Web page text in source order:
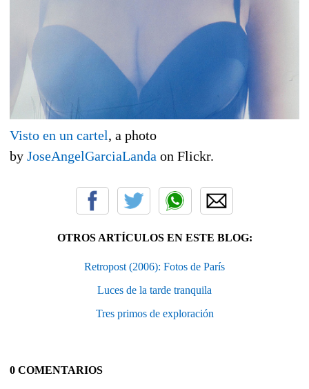
Visto en un cartel, a photo
by JoseAngelGarciaLanda on Flickr.
OTROS ARTÍCULOS EN ESTE BLOG:
Retropost (2006): Fotos de París
Luces de la tarde tranquila
Tres primos de exploración
0 COMENTARIOS